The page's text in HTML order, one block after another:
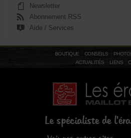
Newsletter
Abonnement RSS
Aide / Services
BOUTIQUE CONSEILS
ACTUALITÉS
LIENS
Le spécialiste de